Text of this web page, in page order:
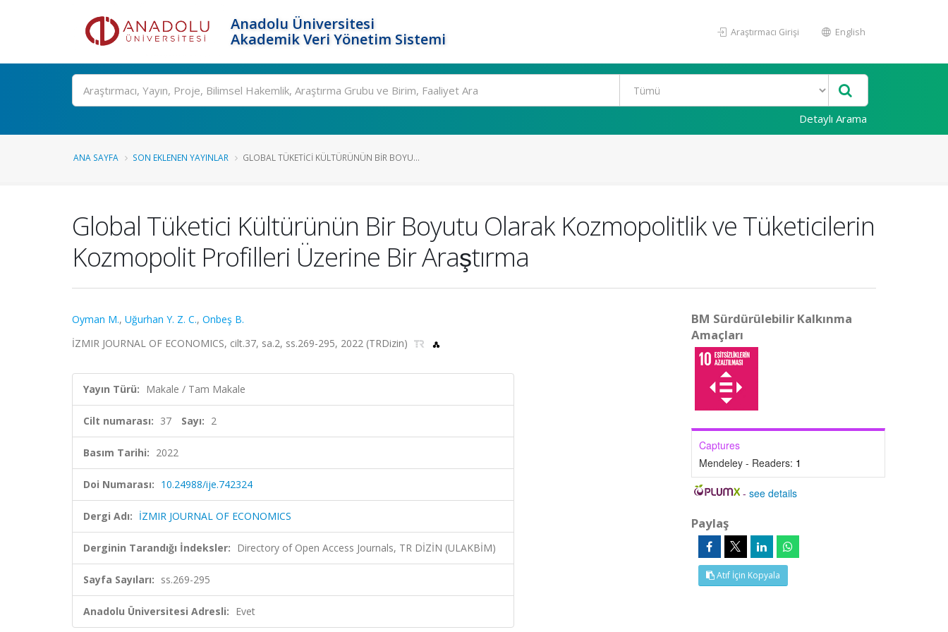
Anadolu Üniversitesi
Akademik Veri Yönetim Sistemi
Araştırmacı Girişi English
Ara
Detaylı Arama
ANA SAYFA SON EKLENEN YAYINLAR GLOBAL TÜKETICI KÜLTÜRÜNÜN BIR BOYU...
Global Tüketici Kültürünün Bir Boyutu Olarak Kozmopolitlik ve Tüketicilerin
Kozmopolit Profilleri Üzerine Bir Araştırma
Oyman M., Uğurhan Y. Z. C., Onbeş B.
İZMIR JOURNAL OF ECONOMICS, cilt.37, sa.2, ss.269-295, 2022 (TRDizin)
Yayın Türü: Makale / Tam Makale
Cilt numarası: 37 Sayı: 2
Basım Tarihi: 2022
Doi Numarası: 10.24988/ije.742324
Dergi Adı: İZMIR JOURNAL OF ECONOMICS
Derginin Tarandığı İndeksler: Directory of Open Access Journals, TR DİZİN (ULAKBİM)
Sayfa Sayıları: ss.269-295
Anadolu Üniversitesi Adresli: Evet
BM Sürdürülebilir Kalkınma
Amaçları
Captures
Mendeley - Readers: 1
-see details
Paylaş
Atıf İçin Kopyala